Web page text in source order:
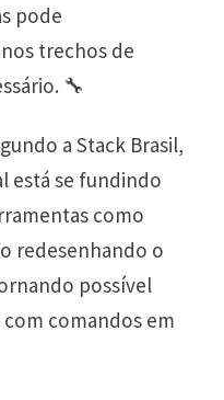
pode
trechos de
🔧
a Stack Brasil,
está se fundindo
como
redesenhando o
possível
comandos em